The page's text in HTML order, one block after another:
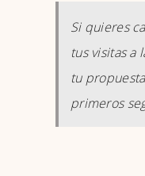
Si quieres
tus visitas a
tu
primeros